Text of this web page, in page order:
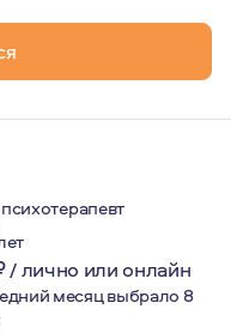
/лично или онлайн
месяц выбрало 8